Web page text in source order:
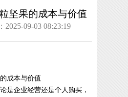
坚果的成本与价值
2025-09-03 08:23:19
成本与价值
是企业经营还是个人购买，